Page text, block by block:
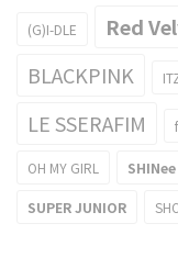
(G)I-DLE Red
BLACKPINK
LE SSERAFIM
OH MY GIRL SHINee
SUPER JUNIOR